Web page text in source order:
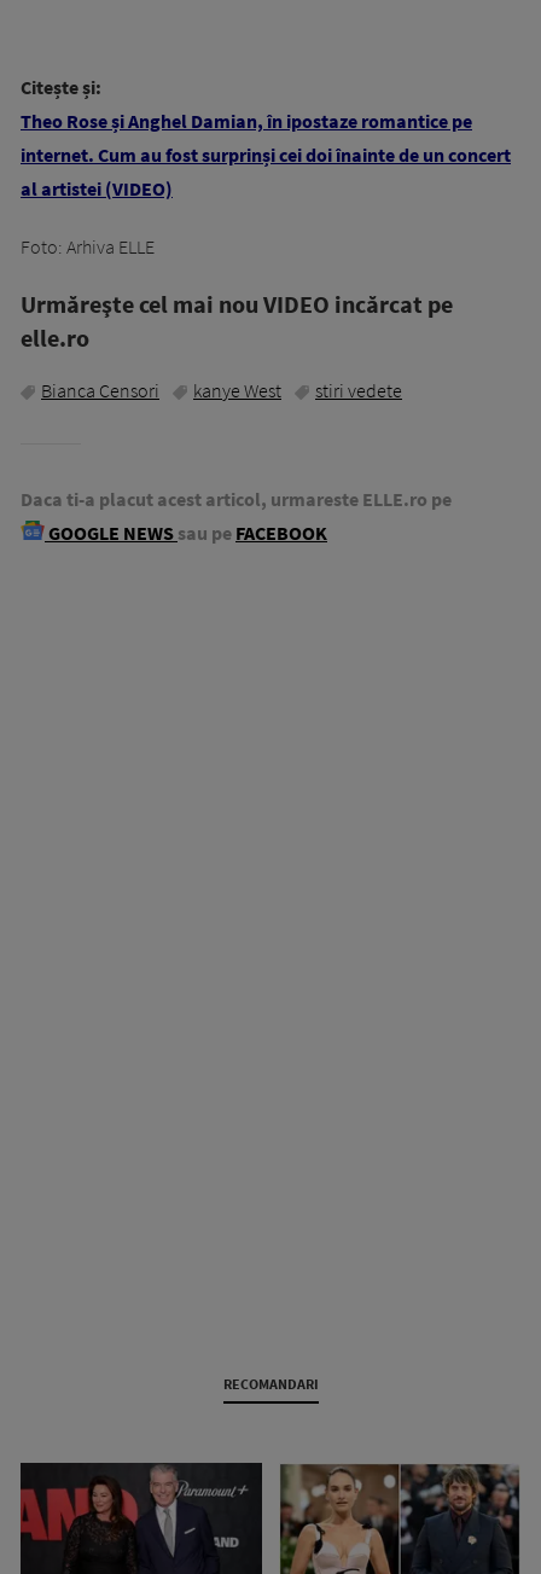
Citește și:
Theo Rose și Anghel Damian, în ipostaze romantice pe
internet. Cum au fost surprinși cei doi înainte de un concert
al artistei (VIDEO)
Foto: Arhiva ELLE
Urmăreşte cel mai nou VIDEO incărcat pe
elle.ro
Bianca Censori kanye West stiri vedete
Daca ti-a placut acest articol, urmareste ELLE.ro pe
GOOGLE NEWS sau pe FACEBOOK
RECOMANDARI